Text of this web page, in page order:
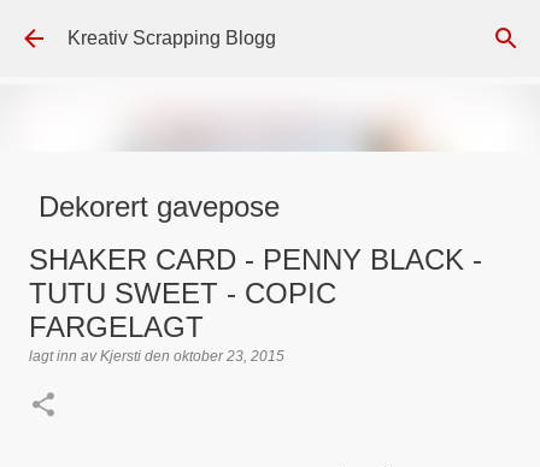
Gå til hovedinnhold
Kreativ Scrapping Blogg
Dekorert gavepose
TEKST KLISTREMERKER / STICKERS
0
SHAKER CARD - PENNY BLACK -
TUTU SWEET - COPIC
FARGELAGT
lagt inn avKjersti den oktober 23, 2015